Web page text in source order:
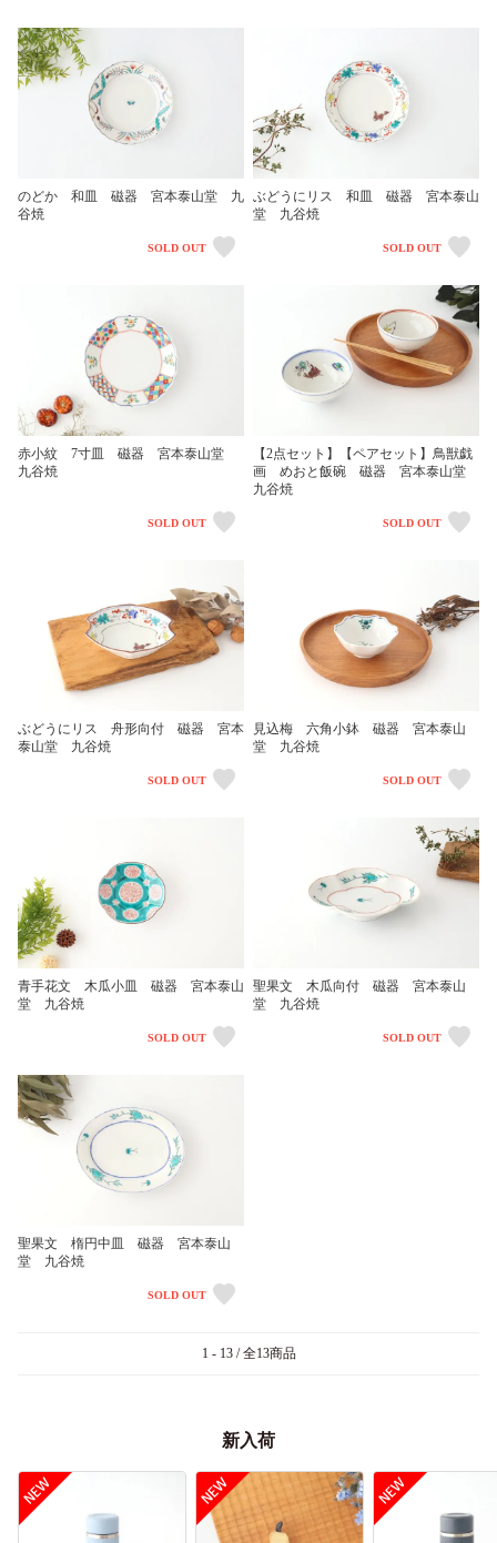
のどか 和皿 磁器 宮本泰山堂 九
谷焼
SOLD OUT
ぶどうにリス 和皿 磁器 宮本泰山
堂 九谷焼
SOLD OUT
赤小紋 7寸皿 磁器 宮本泰山堂
九谷焼
SOLD OUT
【2点セット】【ペアセット】鳥獣戯
画 めおと飯碗 磁器 宮本泰山堂
九谷焼
SOLD OUT
ぶどうにリス 舟形向付 磁器 宮本
泰山堂 九谷焼
SOLD OUT
見込梅 六角小鉢 磁器 宮本泰山
堂 九谷焼
SOLD OUT
青手花文 木瓜小皿 磁器 宮本泰山
堂 九谷焼
SOLD OUT
聖果文 木瓜向付 磁器 宮本泰山
堂 九谷焼
SOLD OUT
聖果文 楕円中皿 磁器 宮本泰山
堂 九谷焼
SOLD OUT
1 - 13 / 全13商品
新入荷